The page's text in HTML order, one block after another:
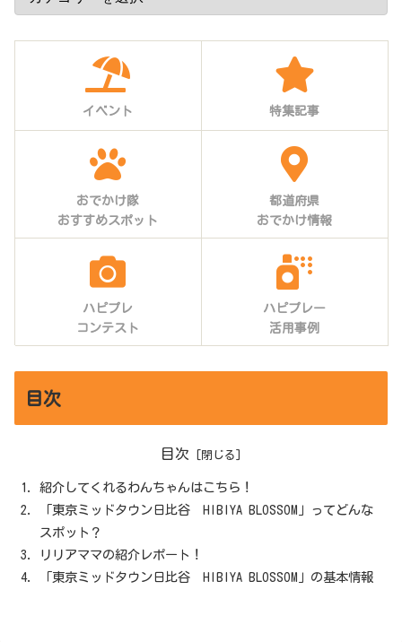
イベント 特集記事
おでかけ隊
おすすめスポット
都道府県
おでかけ情報
ハピプレ
コンテスト
ハピプレー
活用事例
目次
目次
紹介してくれるわんちゃんはこちら！
「東京ミッドタウン日比谷 HIBIYA BLOSSOM」ってどんな
スポット？
リリアママの紹介レポート！
「東京ミッドタウン日比谷 HIBIYA BLOSSOM」の基本情報